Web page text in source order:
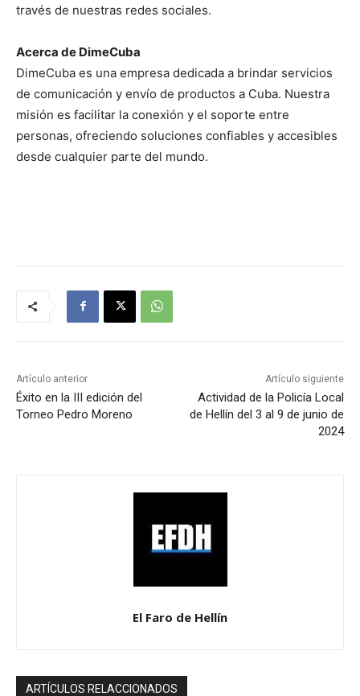
través de nuestras redes sociales.
Acerca de DimeCuba
DimeCuba es una empresa dedicada a brindar servicios
de comunicación y envío de productos a Cuba. Nuestra
misión es facilitar la conexión y el soporte entre
personas, ofreciendo soluciones confiables y accesibles
desde cualquier parte del mundo.
Artículo anterior
Éxito en la III edición del
Torneo Pedro Moreno
Artículo siguiente
Actividad de la Policía Local
de Hellín del 3 al 9 de junio de
2024
El Faro de Hellín
ARTÍCULOS RELACCIONADOS